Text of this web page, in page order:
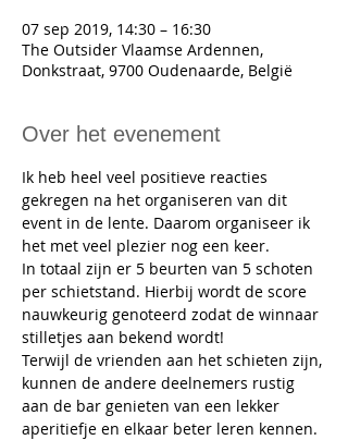
07 sep 2019, 14:30 – 16:30
The Outsider Vlaamse Ardennen,
Donkstraat, 9700 Oudenaarde, België
Over het evenement
Ik heb heel veel positieve reacties
gekregen na het organiseren van dit
event in de lente. Daarom organiseer ik
het met veel plezier nog een keer.
In totaal zijn er 5 beurten van 5 schoten
per schietstand. Hierbij wordt de score
nauwkeurig genoteerd zodat de winnaar
stilletjes aan bekend wordt!
Terwijl de vrienden aan het schieten zijn,
kunnen de andere deelnemers rustig
aan de bar genieten van een lekker
aperitiefje en elkaar beter leren kennen.